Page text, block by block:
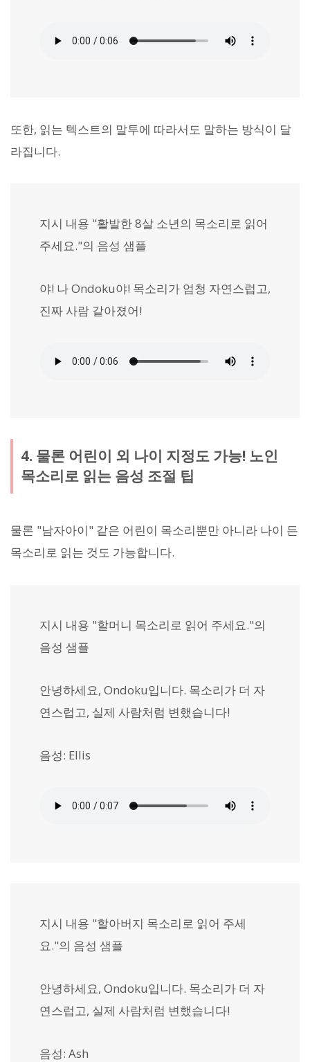
또한, 읽는 텍스트의 말투에 따라서도 말하는 방식이 달
라집니다.
지시 내용 "활발한 8살 소년의 목소리로 읽어
주세요."의 음성 샘플
야! 나 Ondoku야! 목소리가 엄청 자연스럽고,
진짜 사람 같아졌어!
4. 물론 어린이 외 나이 지정도 가능! 노인
목소리로 읽는 음성 조절 팁
물론 "남자아이" 같은 어린이 목소리뿐만 아니라 나이 든
목소리로 읽는 것도 가능합니다.
지시 내용 "할머니 목소리로 읽어 주세요."의
음성 샘플
안녕하세요, Ondoku입니다. 목소리가 더 자
연스럽고, 실제 사람처럼 변했습니다!
음성: Ellis
지시 내용 "할아버지 목소리로 읽어 주세
요."의 음성 샘플
안녕하세요, Ondoku입니다. 목소리가 더 자
연스럽고, 실제 사람처럼 변했습니다!
음성: Ash